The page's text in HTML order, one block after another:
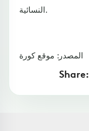
النسائية.
المصدر: موقع كورة
Share: